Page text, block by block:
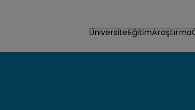
ÜniversiteEğitimAraştırma